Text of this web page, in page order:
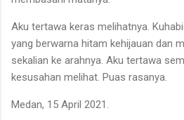
Aku tertawa keras melihatnya.
yang berwarna hitam kehijauan dan
sekalian ke arahnya. Aku tertawa
kesusahan melihat. Puas rasanya.
Medan, 15 April 2021.